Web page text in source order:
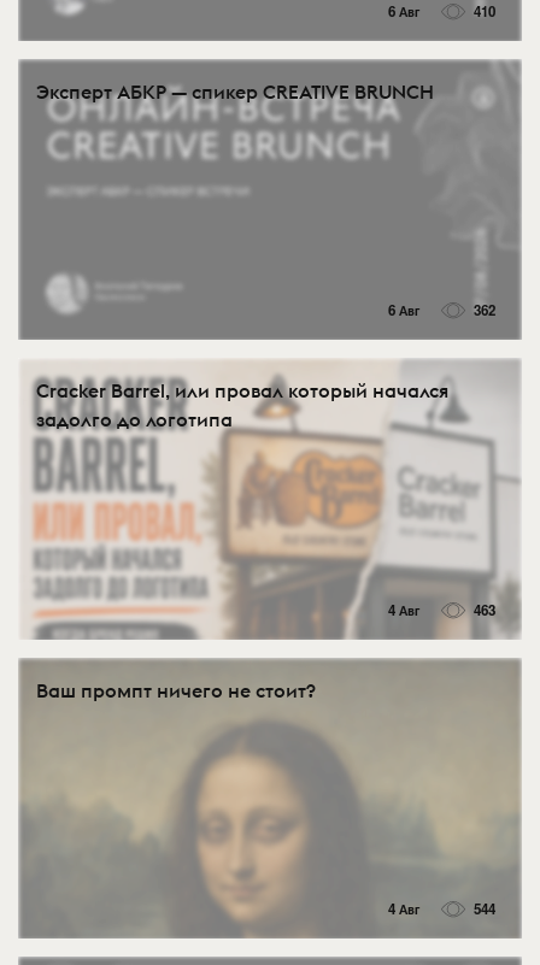
6 Авг 410
Эксперт АБКР — спикер CREATIVE BRUNCH
6 Авг 362
Cracker Barrel, или провал который начался
задолго до логотипа
4 Авг 463
Ваш промпт ничего не стоит?
4 Авг 544